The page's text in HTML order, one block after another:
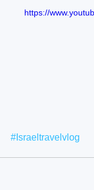
https://
#Israeltravelvlog